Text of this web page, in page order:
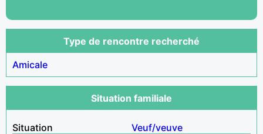
Type de rencontre recherché
Amicale
Situation familiale
Situation
Veuf/veuve